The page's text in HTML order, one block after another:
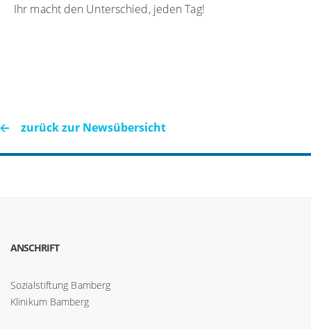
Ihr macht den Unterschied, jeden Tag!
zurück zur Newsübersicht
ANSCHRIFT
Sozialstiftung Bamberg
Klinikum Bamberg